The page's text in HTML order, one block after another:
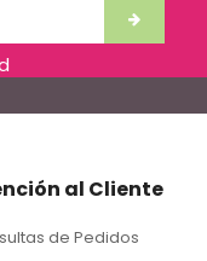
al Cliente
de Pedidos